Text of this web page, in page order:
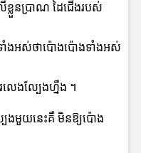
ខ្លួនប្រាណ ដៃជើងរបស់
ាំងអស់ថាប៉ោងប៉ោងទាំងអស់
លេងល្បែងហ្នឹង ។
ងមួយនេះគឺ មិនឱ្យប៉ោង